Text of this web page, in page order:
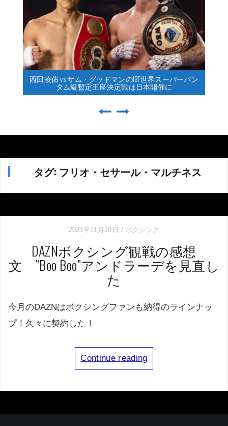
西田凌佑 vs サム・グッドマンのIBF世界スーパーバン
タム級暫定王座決定戦は日本開催に
タグ: フリオ・セサール・マルチネス
2021年11月20日 ボクシング
DAZNボクシング観戦の感想
文 ”Boo Boo”アンドラーデを見直し
た
今月のDAZNはボクシングファンも納得のラインナッ
プ！久々に契約した！
Continue reading